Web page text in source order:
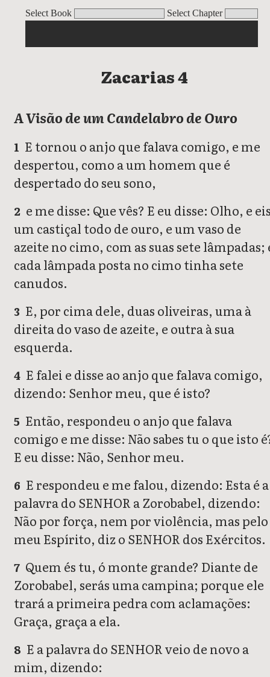
Select Book Select Chapter
Zacarias
Zacarias 4
A Visão de um Candelabro de Ouro
1 E tornou o anjo que falava comigo, e me
despertou, como a um homem que é
despertado do seu sono,
2 e me disse: Que vês? E eu disse: Olho, e
um castiçal todo de ouro, e um vaso de
azeite no cimo, com as suas sete lâmpadas;
cada lâmpada posta no cimo tinha sete
canudos.
3 E, por cima dele, duas oliveiras, uma à
direita do vaso de azeite, e outra à sua
esquerda.
4 E falei e disse ao anjo que falava comigo,
dizendo: Senhor meu, que é isto?
5 Então, respondeu o anjo que falava
comigo e me disse: Não sabes tu o que isto
E eu disse: Não, Senhor meu.
6 E respondeu e me falou, dizendo: Esta é a
palavra do SENHOR a Zorobabel, dizendo:
Não por força, nem por violência, mas pelo
meu Espírito, diz o SENHOR dos Exércitos.
7 Quem és tu, ó monte grande? Diante de
Zorobabel, serás uma campina; porque ele
trará a primeira pedra com aclamações:
Graça, graça a ela.
8 E a palavra do SENHOR veio de novo a
mim, dizendo: